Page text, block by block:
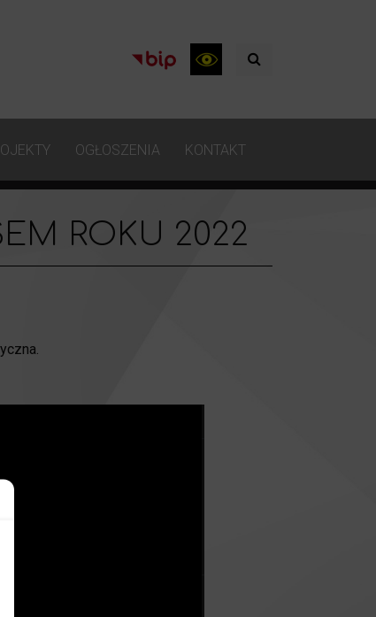
OGŁOSZENIA KONTAKT
ROKU 2022